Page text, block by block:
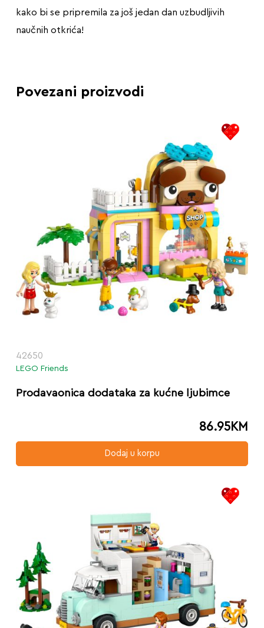
kako bi se pripremila za još jedan dan uzbudljivih
naučnih otkrića!
Povezani proizvodi
42650
LEGO Friends
Prodavaonica dodataka za kućne ljubimce
86.95KM
Dodaj u korpu